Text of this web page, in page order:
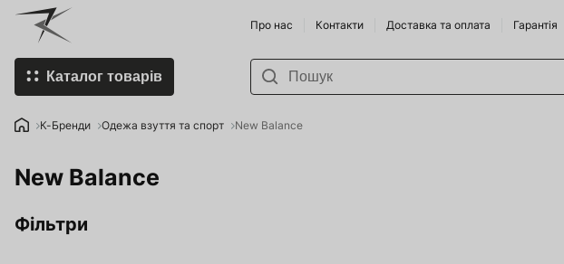
Про нас Контакти Доставка та оплата Гарантія
Каталог товарів
К-Бренди
комплектуючі
К-Бренди Одежа взуття та спорт New Balance
New Balance
Фільтри